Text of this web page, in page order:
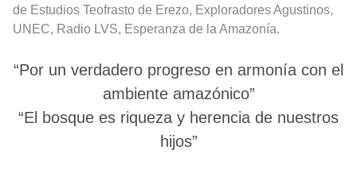
de Estudios Teofrasto de Erezo, Exploradores Agustinos,
UNEC, Radio LVS, Esperanza de la Amazonía.
“Por un verdadero progreso en armonía con el
ambiente amazónico”
“El bosque es riqueza y herencia de nuestros
hijos”